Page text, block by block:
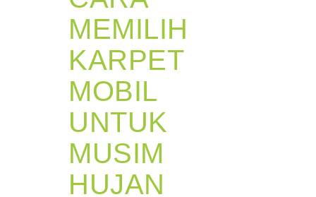
MEMILIH
KARPET
MOBIL
UNTUK
MUSIM
HUJAN